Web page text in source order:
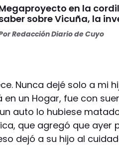
en la
sobre Vicuña, la
Redacción Diario de Cuyo
Nunca dejé solo a mi
en un Hogar, fue con
auto lo hubiese
que agregó que ayer
dejó a su hijo al